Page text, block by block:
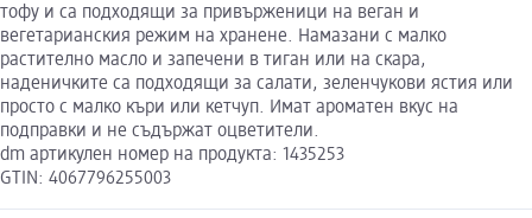
тофу и са подходящи за привърженици на веган и
вегетарианския режим на хранене. Намазани с малко
растително масло и запечени в тиган или на скара,
наденичките са подходящи за салати, зеленчукови ястия или
просто с малко къри или кетчуп. Имат ароматен вкус на
подправки и не съдържат оцветители.
dm артикулен номер на продукта: 1435253
GTIN: 4067796255003